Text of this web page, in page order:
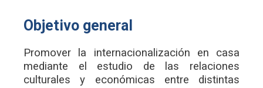
Objetivo general
Promover la internacionalización en casa
mediante el estudio de las relaciones
culturales y económicas entre distintas